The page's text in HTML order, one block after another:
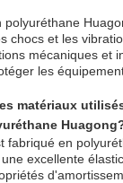
polyuréthane
chocs et les
mécaniques et
les
matériaux
fabriqué en
excellente